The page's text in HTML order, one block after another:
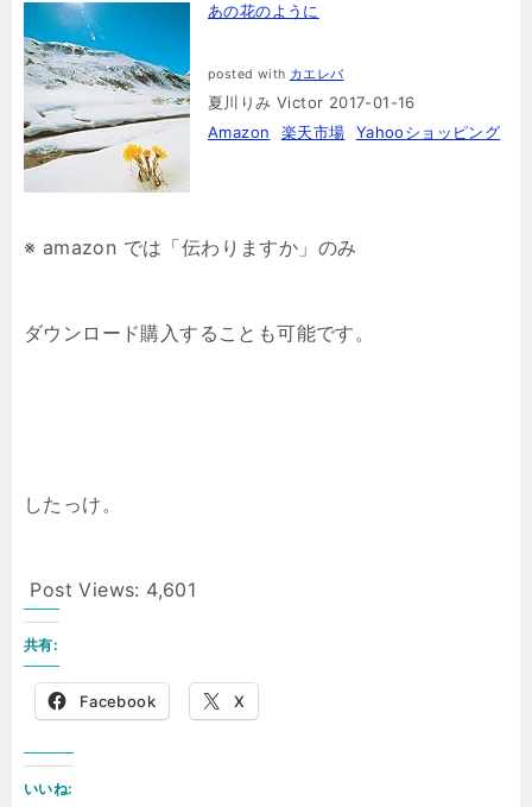
あの花のように
posted with カエレバ
夏川りみ Victor 2017-01-16
Amazon
楽天市場 Yahooショッピング
※ amazon では「伝わりますか」のみ
ダウンロード購入することも可能です。
したっけ。
Post Views: 4,601
共有:
Facebook X
いいね: